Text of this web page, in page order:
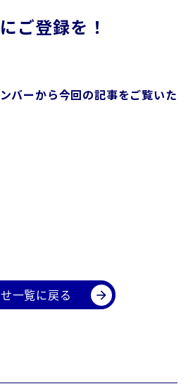
ご登録を！
バーから今回の記事をご覧いた
一覧に戻る arrow_forward